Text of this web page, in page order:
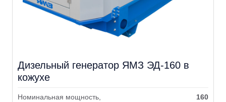
Дизельный генератор ЯМЗ ЭД-160 в
кожухе
Номинальная мощность,
160